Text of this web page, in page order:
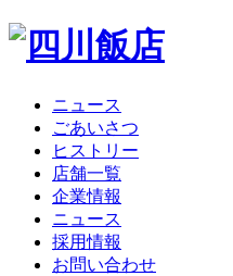
ニュース
ごあいさつ
ヒストリー
店舗一覧
企業情報
ニュース
採用情報
お問い合わせ